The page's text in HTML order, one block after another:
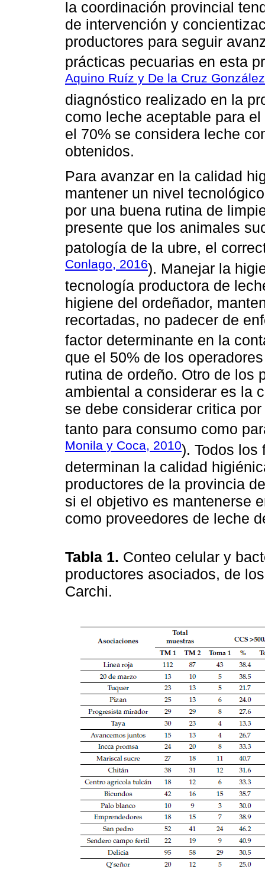
la coordinación provincial
de intervención y
productores para seguir
prácticas pecuarias en esta
Aquino Ruíz y De la Cruz
diagnóstico realizado en la
como leche aceptable para
el 70% se considera leche
obtenidos.
Para avanzar en la calidad
mantener un nivel
por una buena rutina de
presente que los animales
patología de la ubre, el
Conlago, 2016). Manejar la
tecnología productora de
higiene del ordeñador,
recortadas, no padecer de
factor determinante en la
que el 50% de los
rutina de ordeño. Otro de los
ambiental a considerar es la
se debe considerar critica
tanto para consumo como
Monila y Coca, 2010). Todos los
determinan la calidad
productores de la provincia
si el objetivo es mantenerse
como proveedores de leche
Tabla 1. Conteo celular y
productores asociados, de
Carchi.